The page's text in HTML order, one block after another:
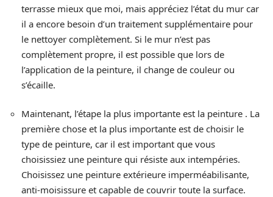
terrasse mieux que moi, mais appréciez l’état du mur car
il a encore besoin d’un traitement supplémentaire pour
le nettoyer complètement. Si le mur n’est pas
complètement propre, il est possible que lors de
l’application de la peinture, il change de couleur ou
s’écaille.
Maintenant, l’étape la plus importante est la peinture . La
première chose et la plus importante est de choisir le
type de peinture, car il est important que vous
choisissiez une peinture qui résiste aux intempéries.
Choisissez une peinture extérieure imperméabilisante,
anti-moisissure et capable de couvrir toute la surface.